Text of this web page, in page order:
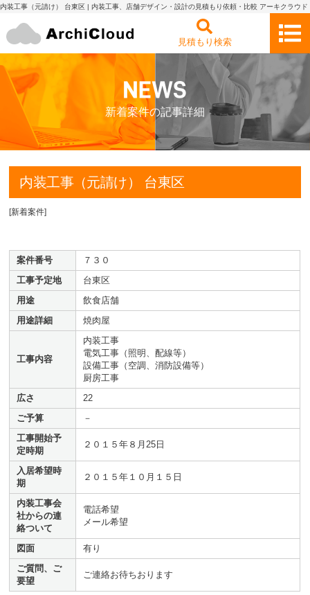
内装工事（元請け） 台東区 | 内装工事、店舗デザイン・設計の見積もり依頼・比較 アーキクラウド
見積もり検索
新着案件の記事詳細
内装工事（元請け） 台東区
[新着案件]
案件番号
７３０
工事予定地
台東区
用途
飲食店舗
用途詳細
焼肉屋
工事内容
内装工事
電気工事（照明、配線等）
設備工事（空調、消防設備等）
厨房工事
広さ
22
ご予算
－
工事開始予
定時期
２０１５年８月25日
入居希望時
期
２０１５年１０月１５日
内装工事会
社からの連
絡ついて
電話希望
メール希望
図面
有り
ご質問、ご
要望
ご連絡お待ちおります